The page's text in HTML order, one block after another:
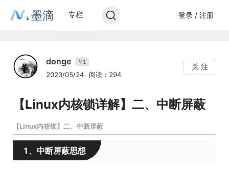
墨滴 专栏 登录 / 注册
donge V1
2023/05/24 阅读：294
关 注
【Linux内核锁详解】二、中断屏蔽
【Linux内核锁】二、中断屏蔽
1、中断屏蔽思想